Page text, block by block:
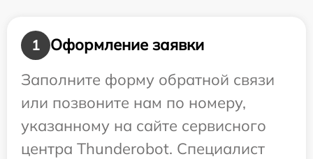
1
Оформление заявки
Заполните форму обратной связи
или позвоните нам по номеру,
указанному на сайте сервисного
центра Thunderobot. Специалист